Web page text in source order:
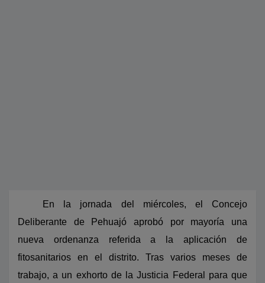
En la jornada del miércoles, el Concejo
Deliberante de Pehuajó aprobó por mayoría una
nueva ordenanza referida a la aplicación de
fitosanitarios en el distrito. Tras varios meses de
trabajo, a un exhorto de la Justicia Federal para que